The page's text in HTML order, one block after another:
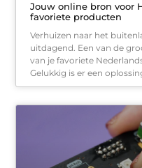
Jouw online bron voor
favoriete producten
Verhuizen naar het
uitdagend. Een van de
van je favoriete
Gelukkig is er een